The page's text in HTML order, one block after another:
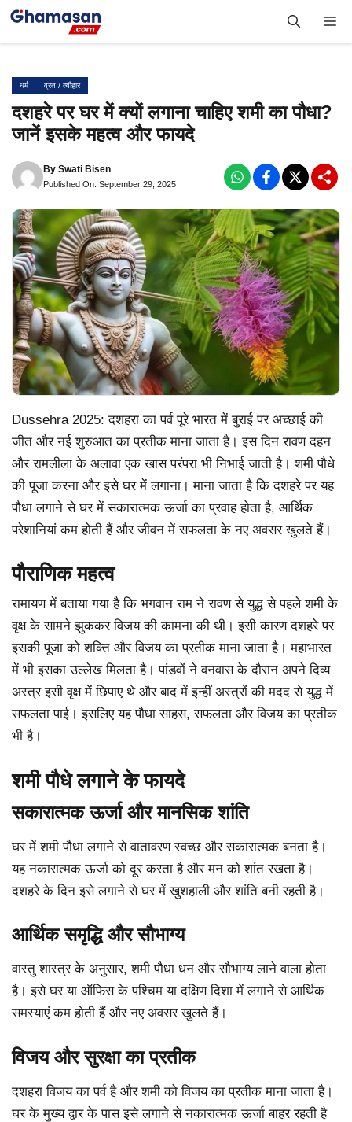
Skip
धर्म व्रत / त्यौहार
दशहरे पर घर में क्यों लगाना चाहिए शमी का पौधा?
जानें इसके महत्व और फायदे
By Swati Bisen
Published On: September 29, 2025
Dussehra 2025: दशहरा का पर्व पूरे भारत में बुराई पर अच्छाई की
जीत और नई शुरुआत का प्रतीक माना जाता है। इस दिन रावण दहन
और रामलीला के अलावा एक खास परंपरा भी निभाई जाती है। शमी पौधे
की पूजा करना और इसे घर में लगाना। माना जाता है कि दशहरे पर यह
पौधा लगाने से घर में सकारात्मक ऊर्जा का प्रवाह होता है, आर्थिक
परेशानियां कम होती हैं और जीवन में सफलता के नए अवसर खुलते हैं।
पौराणिक महत्व
रामायण में बताया गया है कि भगवान राम ने रावण से युद्ध से पहले शमी के
वृक्ष के सामने झुककर विजय की कामना की थी। इसी कारण दशहरे पर
इसकी पूजा को शक्ति और विजय का प्रतीक माना जाता है। महाभारत
में भी इसका उल्लेख मिलता है। पांडवों ने वनवास के दौरान अपने दिव्य
अस्त्र इसी वृक्ष में छिपाए थे और बाद में इन्हीं अस्त्रों की मदद से युद्ध में
सफलता पाई। इसलिए यह पौधा साहस, सफलता और विजय का प्रतीक
भी है।
शमी पौधे लगाने के फायदे
सकारात्मक ऊर्जा और मानसिक शांति
घर में शमी पौधा लगाने से वातावरण स्वच्छ और सकारात्मक बनता है।
यह नकारात्मक ऊर्जा को दूर करता है और मन को शांत रखता है।
दशहरे के दिन इसे लगाने से घर में खुशहाली और शांति बनी रहती है।
आर्थिक समृद्धि और सौभाग्य
वास्तु शास्त्र के अनुसार, शमी पौधा धन और सौभाग्य लाने वाला होता
है। इसे घर या ऑफिस के पश्चिम या दक्षिण दिशा में लगाने से आर्थिक
समस्याएं कम होती हैं और नए अवसर खुलते हैं।
विजय और सुरक्षा का प्रतीक
दशहरा विजय का पर्व है और शमी को विजय का प्रतीक माना जाता है।
घर के मुख्य द्वार के पास इसे लगाने से नकारात्मक ऊर्जा बाहर रहती है